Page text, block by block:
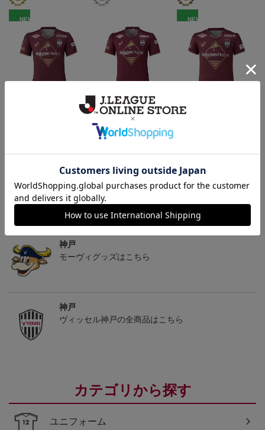
NEW
26/27_【レプリカ】ユニ
26/27_【オーセン】ユニ
フォーム（1st）
36,500円
NEW
26/27_キッズTシャツ
トピックス
神戸
26/27シーズンユニフォームはこちら
神戸
モーヴィグッズはこちら
神戸
ヴィッセル神戸の全商品はこちら
カテゴリから探す
ユニフォーム